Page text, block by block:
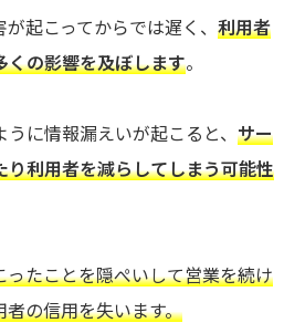
起こってからでは遅く、 利用者
くの影響を及ぼします。
に情報漏えいが起こると、 サー
り利用者を減らしてしまう可能性
ったことを隠ぺいして営業を続け
の信用を失います。